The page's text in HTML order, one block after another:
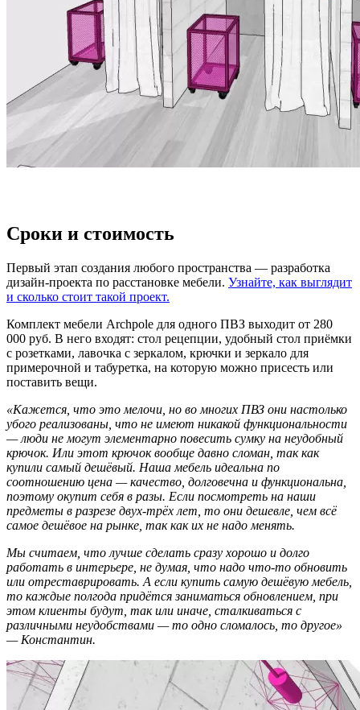
Сроки и стоимость
Первый этап создания любого пространства — разработка
дизайн-проекта по расстановке мебели. Узнайте, как выглядит
и сколько стоит такой проект.
Комплект мебели Archpole для одного ПВЗ выходит от 280
000 руб. В него входят: стол рецепции, удобный стол приёмки
с розетками, лавочка с зеркалом, крючки и зеркало для
примерочной и табуретка, на которую можно присесть или
поставить вещи.
«Кажется, что это мелочи, но во многих ПВЗ они настолько
убого реализованы, что не имеют никакой функциональности
— люди не могут элементарно повесить сумку на неудобный
крючок. Или этот крючок вообще давно сломан, так как
купили самый дешёвый. Наша мебель идеальна по
соотношению цена — качество, долговечна и функциональна,
поэтому окупит себя в разы. Если посмотреть на наши
предметы в разрезе двух-трёх лет, то они дешевле, чем всё
самое дешёвое на рынке, так как их не надо менять.
Мы считаем, что лучше сделать сразу хорошо и долго
работать в интерьере, не думая, что надо что-то обновить
или отреставрировать. А если купить самую дешёвую мебель,
то каждые полгода придётся заниматься обновлением, при
этом клиенты будут, так или иначе, сталкиваться с
различными неудобствами — то одно сломалось, то другое»
— Константин.